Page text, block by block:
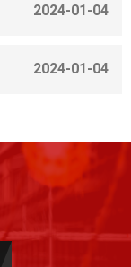
2024-01-04
2024-01-04